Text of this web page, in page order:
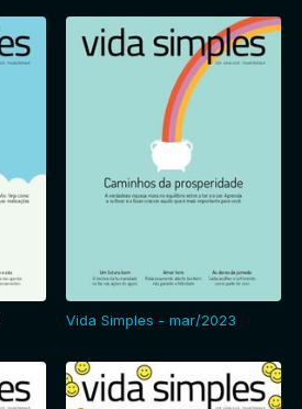
Vida Simples - mar/2023